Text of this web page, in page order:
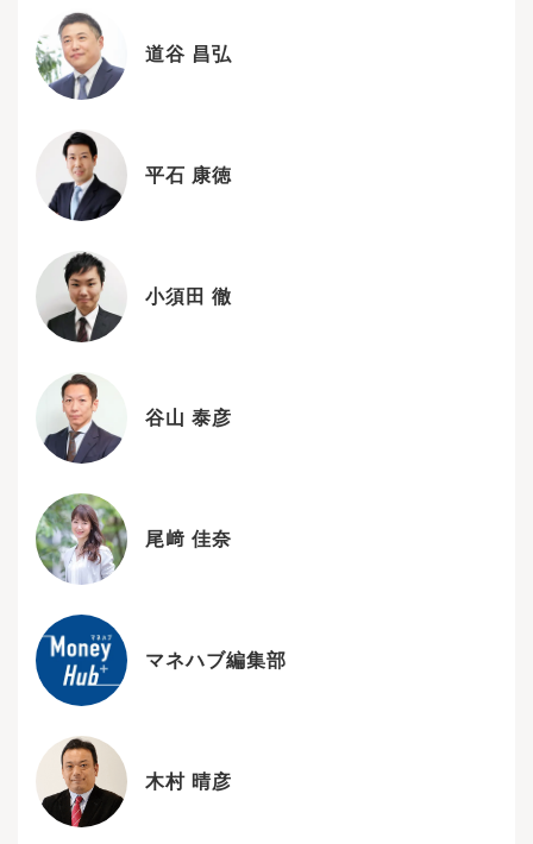
道谷 昌弘
平石 康徳
小須田 徹
谷山 泰彦
尾﨑 佳奈
マネハブ編集部
木村 晴彦